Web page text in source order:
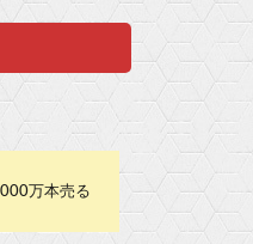
万本売る